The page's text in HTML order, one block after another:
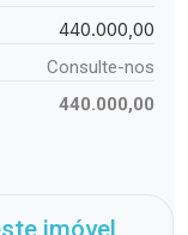
440.000,00
Consulte-nos
440.000,00
imóvel